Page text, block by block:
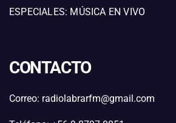
ESPECIALES: MÚSICA EN VIVO
CONTACTO
Correo: radiolabrarfm@gmail.com